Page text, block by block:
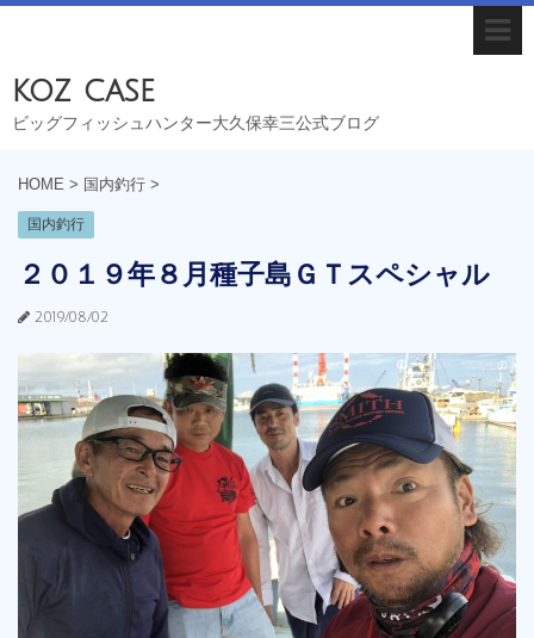
koz case
ビッグフィッシュハンター大久保幸三公式ブログ
HOME > 国内釣行 >
国内釣行
２０１９年８月種子島ＧＴスペシャル
2019/08/02